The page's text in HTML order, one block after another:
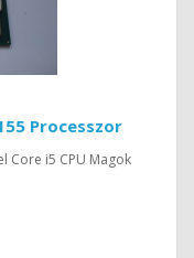
Processzor
Core i5 CPU Magok